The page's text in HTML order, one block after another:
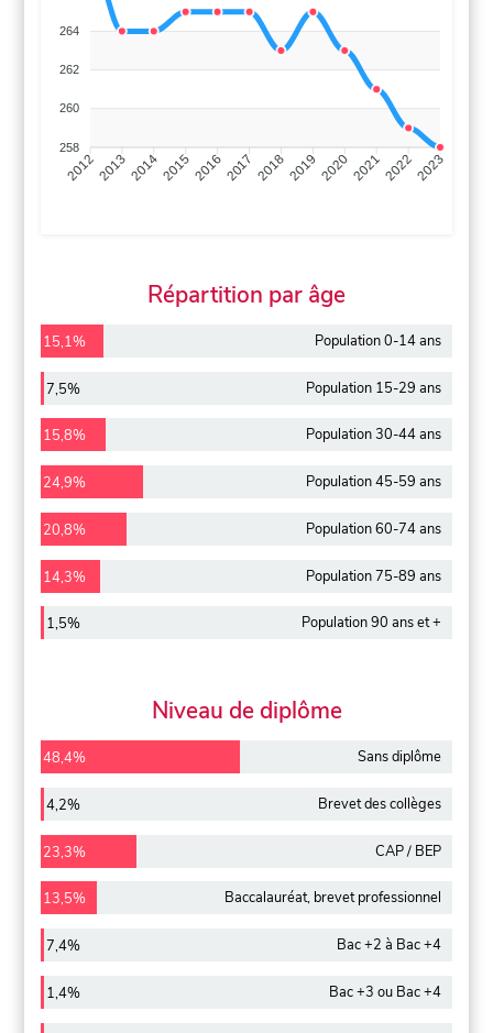
264
262
260
258
201220132014201520162017 20182019 2020202120222023
Répartition par âge
15,1% Population 0-14 ans
7,5% Population 15-29 ans
15,8% Population 30-44 ans
24,9% Population 45-59 ans
20,8% Population 60-74 ans
14,3% Population 75-89 ans
1,5% Population 90 ans et +
Niveau de diplôme
48,4% Sans diplôme
4,2% Brevet des collèges
23,3% CAP / BEP
13,5% Baccalauréat, brevet professionnel
7,4% Bac +2 à Bac +4
1,4% Bac +3 ou Bac +4